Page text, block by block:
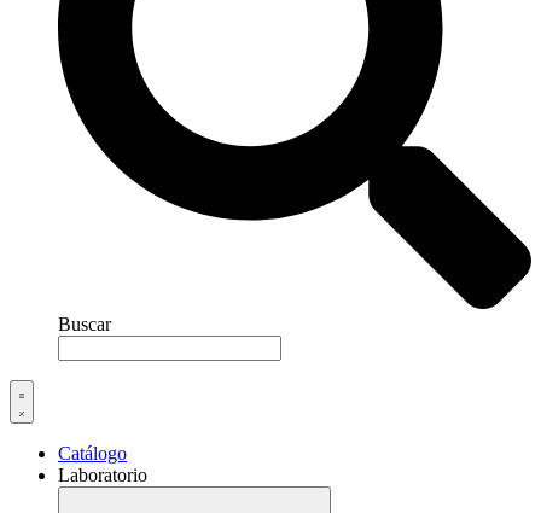
Buscar
Catálogo
Laboratorio